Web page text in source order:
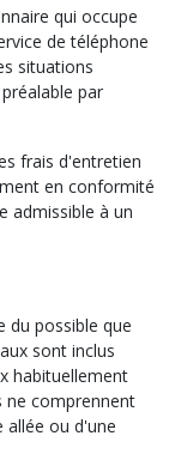
qui occupe
de téléphone
situations
par
frais d'entretien
en conformité
admissible à un
du possible que
sont inclus
habituellement
ne comprennent
allée ou d'une